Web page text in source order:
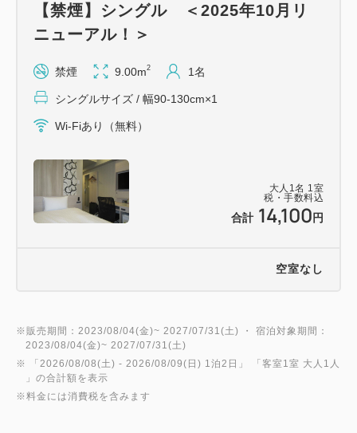
※チェックイン後に減泊となった場合には、ご返金手
続きの際に「減泊した日数分」のQUOカードをご返
＝＝＝＝＝＝＝＝＝＝＝＝＝＝＝＝＝＝＝＝＝＝＝＝
▽コインランドリー ３Ｆ
営業時間 ９：００～２２：００
▽ソフトドリンク自販機 ２F
▽優しい寝心地Serta社製
ポケットコイルマットレス
▽毎日交換で清潔な
デュベスタイル羽毛布団
大人 1 名 1 室
税・手数料込
合計 14,100 円
【禁煙】シングル ＜2025年10月リ
ニューアル！＞
禁煙 9.00m2 1名
シングルサイズ / 幅90-130cm×1
Wi-Fiあり（無料）
空室なし
※販売期間：2023/08/04(金)~ 2027/07/31(土) ・ 宿泊対象期間：
2023/08/04(金)~ 2027/07/31(土)
※ 「 2026/08/08(土) - 2026/08/09(日) 1泊2日 」 「客室1室 大人1人
」の合計額を表示
※料金には消費税を含みます